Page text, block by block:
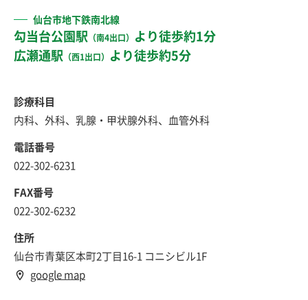
仙台市地下鉄南北線
勾当台公園駅 （南4出口） より徒歩約1分
広瀬通駅 （西1出口） より徒歩約5分
診療科目
内科、外科、乳腺・甲状腺外科、血管外科
電話番号
022-302-6231
FAX番号
022-302-6232
住所
仙台市青葉区本町2丁目16-1 コニシビル1F
google map